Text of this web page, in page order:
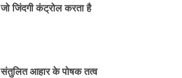
जो जिंदगी कंट्रोल करता है
संतुलित आहार के पोषक तत्व